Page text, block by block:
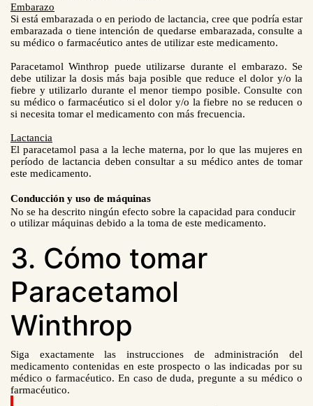
Embarazo
Si está embarazada o en periodo de lactancia, cree que podría estar
embarazada o tiene intención de quedarse embarazada, consulte a
su médico o farmacéutico antes de utilizar este medicamento.
Paracetamol Winthrop puede utilizarse durante el embarazo. Se
debe utilizar la dosis más baja posible que reduce el dolor y/o la
fiebre y utilizarlo durante el menor tiempo posible. Consulte con
su médico o farmacéutico si el dolor y/o la fiebre no se reducen o
si necesita tomar el medicamento con más frecuencia.
Lactancia
El paracetamol pasa a la leche materna, por lo que las mujeres en
período de lactancia deben consultar a su médico antes de tomar
este medicamento.
Conducción y uso de máquinas
No se ha descrito ningún efecto sobre la capacidad para conducir
o utilizar máquinas debido a la toma de este medicamento.
3. Cómo tomar
Paracetamol
Winthrop
Siga exactamente las instrucciones de administración del
medicamento contenidas en este prospecto o las indicadas por su
médico o farmacéutico. En caso de duda, pregunte a su médico o
farmacéutico.